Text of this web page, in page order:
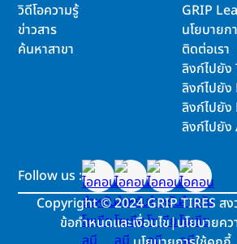
วิดีโอความรู้
ข่าวสาร
ค้นหาสาขา
GRIP
นโยบายก
ติดต่อเรา
ลิงก์ไปยั
ลิงก์ไปยั
ลิงก์ไปยั
ลิงก์ไปยั
Follow us :
Copyright©2024 GRIP TIRES ส
ข้อกำหนดและเงื่อนไข|นโยบายค